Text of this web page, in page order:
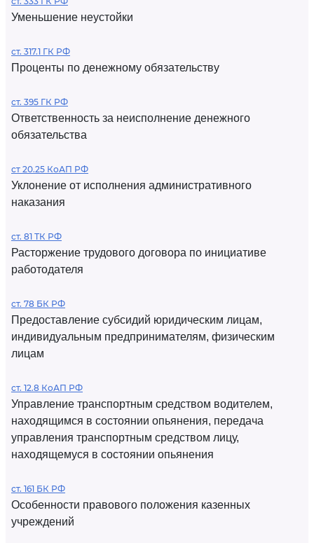
Уменьшение неустойки
ст. 317.1 ГК РФ
Проценты по денежному обязательству
ст. 395 ГК РФ
Ответственность за неисполнение денежного
обязательства
ст 20.25 КоАП РФ
Уклонение от исполнения административного
наказания
ст. 81 ТК РФ
Расторжение трудового договора по инициативе
работодателя
ст. 78 БК РФ
Предоставление субсидий юридическим лицам,
индивидуальным предпринимателям, физическим
лицам
ст. 12.8 КоАП РФ
Управление транспортным средством водителем,
находящимся в состоянии опьянения, передача
управления транспортным средством лицу,
находящемуся в состоянии опьянения
ст. 161 БК РФ
Особенности правового положения казенных
учреждений